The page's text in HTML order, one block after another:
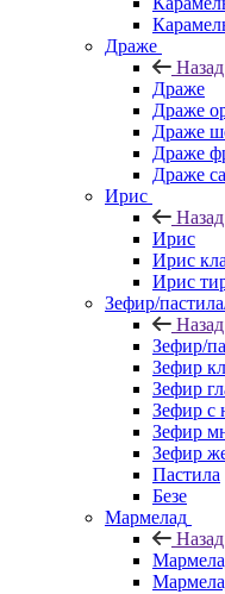
Драже
Назад
Драже
Драже
Драже
Драже
Драже
Ирис
Назад
Ирис
Ирис
Ирис
Зефир/
Назад
Зефир/
Зефир
Зефир
Зефир с
Зефир
Зефир
Пастила
Безе
Мармелад
Назад